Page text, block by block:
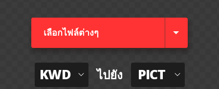
เลือกไฟล์ต่างๆ​
KWD ไปยัง PICT